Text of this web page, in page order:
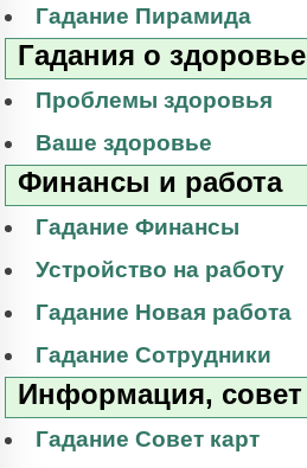
Гадание Пирамида
Гадания о здоровье
Проблемы здоровья
Ваше здоровье
Финансы и работа
Гадание Финансы
Устройство на работу
Гадание Новая работа
Гадание Сотрудники
Информация, совет
Гадание Совет карт